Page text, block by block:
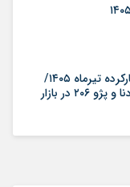
لیست قیمت خودروهای کارکرده تیرماه ۱۴۰۵/
پراید، سمند، شاهین، تیبا، دنا و پژو ۲۰۶ در بازار